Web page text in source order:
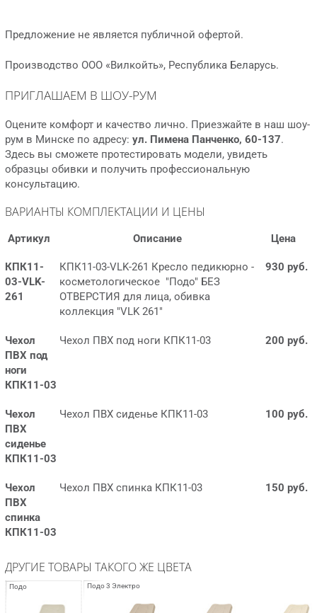
Предложение не является публичной офертой.
Производство ООО «Вилкойть», Республика Беларусь.
ПРИГЛАШАЕМ В ШОУ-РУМ
Оцените комфорт и качество лично. Приезжайте в наш шоу-
рум в Минске по адресу: ул. Пимена Панченко, 60-137.
Здесь вы сможете протестировать модели, увидеть
образцы обивки и получить профессиональную
консультацию.
ВАРИАНТЫ КОМПЛЕКТАЦИИ И ЦЕНЫ
Артикул Описание Цена
КПК11-
03-VLK-
261
КПК11-03-VLK-261 Кресло педикюрно -
косметологическое "Подо" БЕЗ
ОТВЕРСТИЯ для лица, обивка
коллекция "VLK 261"
930 руб.
Чехол
ПВХ под
ноги
КПК11-03
Чехол ПВХ под ноги КПК11-03 200 руб.
Чехол
ПВХ
сиденье
КПК11-03
Чехол ПВХ сиденье КПК11-03 100 руб.
Чехол
ПВХ
спинка
КПК11-03
Чехол ПВХ спинка КПК11-03 150 руб.
ДРУГИЕ ТОВАРЫ ТАКОГО ЖЕ ЦВЕТА